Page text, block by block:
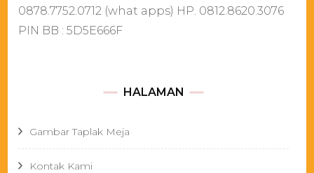
0878.7752.0712 (what apps) HP. 0812.8620.3076
PIN BB : 5D5E666F
HALAMAN
Gambar Taplak Meja
Kontak Kami